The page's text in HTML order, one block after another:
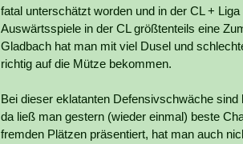
fatal unterschätzt worden und in der CL +
Auswärtsspiele in der CL größtenteils eine
Gladbach hat man mit viel Dusel und
richtig auf die Mütze bekommen.
Bei dieser eklatanten Defensivschwäche
da ließ man gestern (wieder einmal) beste
fremden Plätzen präsentiert, hat man auch